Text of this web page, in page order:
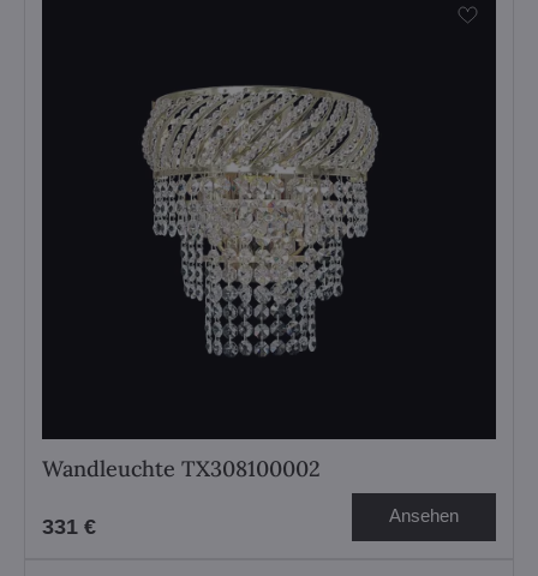
Wandleuchte TX308100002
331 € Ansehen